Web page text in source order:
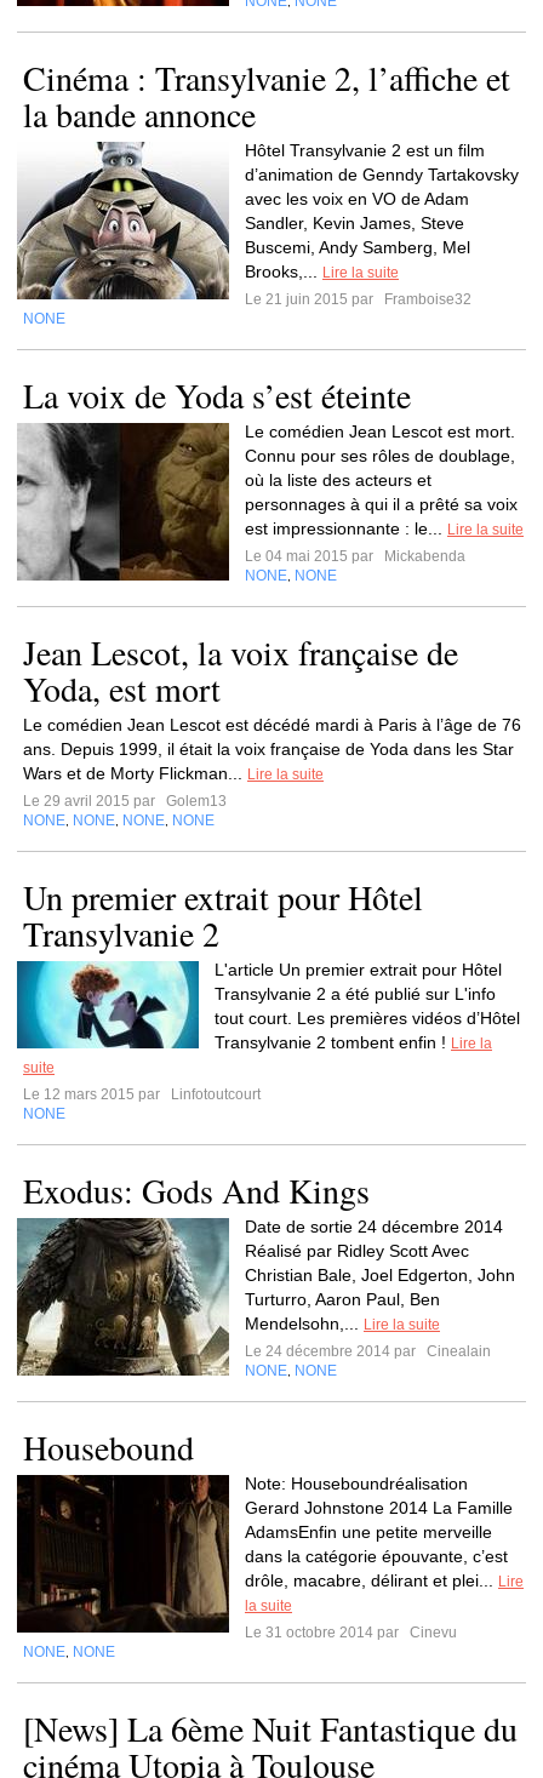
Cinéma : Transylvanie 2, l’affiche et
la bande annonce
Hôtel Transylvanie 2 est un film
d’animation de Genndy Tartakovsky
avec les voix en VO de Adam
Sandler, Kevin James, Steve
Buscemi, Andy Samberg, Mel
Brooks,...
Lire la suite
Le 21 juin 2015 par
Framboise32
NONE
La voix de Yoda s’est éteinte
Le comédien Jean Lescot est mort.
Connu pour ses rôles de doublage,
où la liste des acteurs et
personnages à qui il a prêté sa voix
est impressionnante : le...
Lire la suite
Le 04 mai 2015 par
Mickabenda
NONE NONE
Jean Lescot, la voix française de
Yoda, est mort
Le comédien Jean Lescot est décédé mardi à Paris à l’âge de 76
ans. Depuis 1999, il était la voix française de Yoda dans les Star
Wars et de Morty Flickman...
Lire la suite
Le 29 avril 2015 par
Golem13
NONE NONE NONE NONE
Un premier extrait pour Hôtel
Transylvanie 2
L'article Un premier extrait pour Hôtel
Transylvanie 2 a été publié sur L'info
tout court. Les premières vidéos d’Hôtel
Transylvanie 2 tombent enfin ! Lire la
suite
Le 12 mars 2015 par
Linfotoutcourt
NONE
Exodus: Gods And Kings
Date de sortie 24 décembre 2014
Réalisé par Ridley Scott Avec
Christian Bale, Joel Edgerton, John
Turturro, Aaron Paul, Ben
Mendelsohn,...
Lire la suite
Le 24 décembre 2014 par
Cinealain
NONE NONE
Housebound
Note: Houseboundréalisation
Gerard Johnstone 2014 La Famille
AdamsEnfin une petite merveille
dans la catégorie épouvante, c’est
drôle, macabre, délirant et plei...
Lire
la suite
Le 31 octobre 2014 par
Cinevu
NONE NONE
[News] La 6ème Nuit Fantastique du
cinéma Utopia à Toulouse